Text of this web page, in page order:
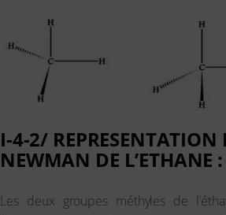
I-4-2/ REPRESENTATION
NEWMAN DE L’ETHANE :
Les deux groupes méthyles de